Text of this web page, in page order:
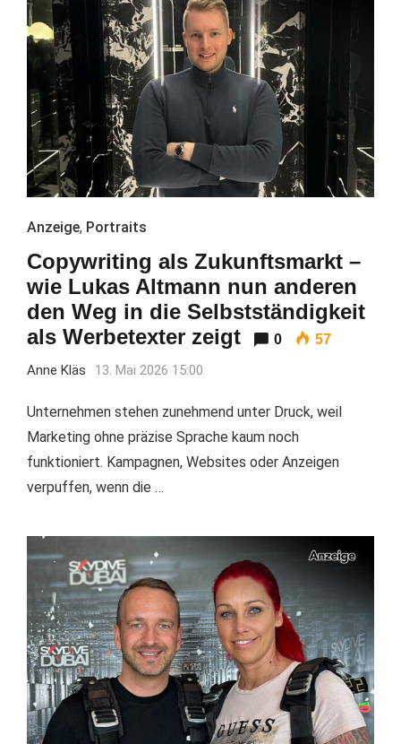
Anzeige, Portraits
Copywriting als Zukunftsmarkt –
wie Lukas Altmann nun anderen
den Weg in die Selbstständigkeit
als Werbetexter zeigt
0 57
Anne Kläs 13. Mai 2026 15:00
Unternehmen stehen zunehmend unter Druck, weil
Marketing ohne präzise Sprache kaum noch
funktioniert. Kampagnen, Websites oder Anzeigen
verpuffen, wenn die …